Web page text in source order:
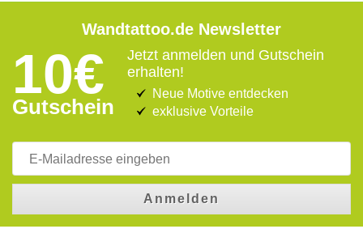
Wandtattoo.de Newsletter
10€
Gutschein
Jetzt anmelden und Gutschein
erhalten!
Neue Motive entdecken
exklusive Vorteile
Anmelden